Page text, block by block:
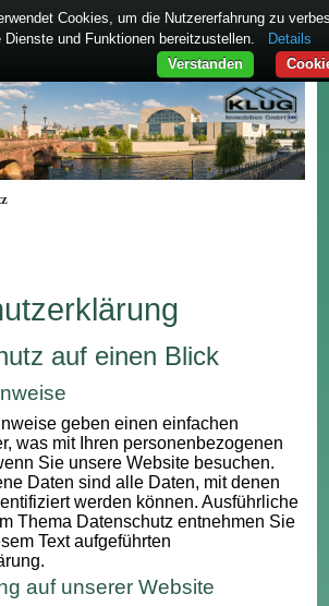
auf einen Blick
geben einen einfachen
was mit Ihren personenbezogenen
Sie unsere Website besuchen.
Daten sind alle Daten, mit denen
werden können. Ausführliche
Thema Datenschutz entnehmen Sie
Text aufgeführten
auf unserer Website
Cookies, um die Nutzererfahrung zu
Dienste und Funktionen bereitzustellen.
Details
Verstanden